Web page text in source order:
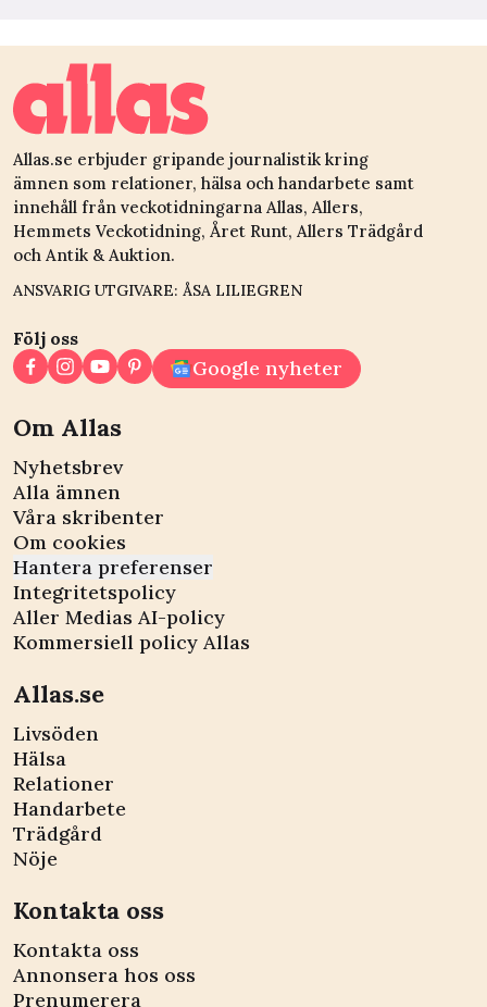
Allas.se erbjuder gripande journalistik kring
ämnen som relationer, hälsa och handarbete samt
innehåll från veckotidningarna Allas, Allers,
Hemmets Veckotidning, Året Runt, Allers Trädgård
och Antik & Auktion.
ANSVARIG UTGIVARE: ÅSA LILIEGREN
Följ oss
Google nyheter
Om Allas
Nyhetsbrev
Alla ämnen
Våra skribenter
Om cookies
Hantera preferenser
Integritetspolicy
Aller Medias AI-policy
Kommersiell policy Allas
Allas.se
Livsöden
Hälsa
Relationer
Handarbete
Trädgård
Nöje
Kontakta oss
Kontakta oss
Annonsera hos oss
Prenumerera